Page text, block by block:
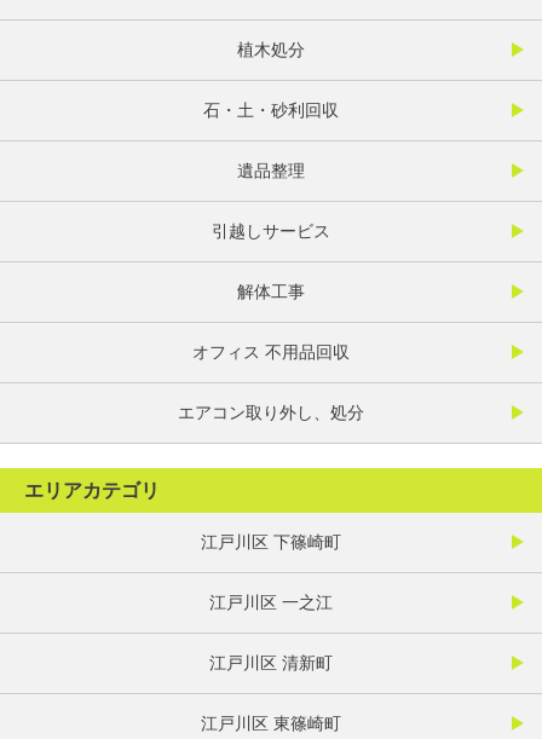
植木処分
石・土・砂利回収
遺品整理
引越しサービス
解体工事
オフィス 不用品回収
エアコン取り外し、処分
エリアカテゴリ
江戸川区 下篠崎町
江戸川区 一之江
江戸川区 清新町
江戸川区 東篠崎町